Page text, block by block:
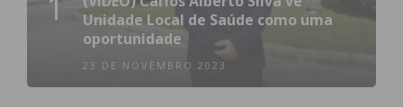
Unidade Local de Saúde como uma
oportunidade
23 DE NOVEMBRO 2023